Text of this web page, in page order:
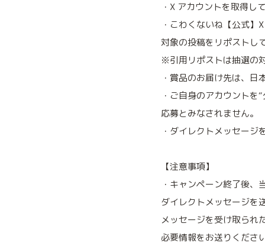
・X アカウントを取得し
・こわくないね【公式】
対象の投稿をリポストし
※引用リポストは抽選の
・賞品のお届け先は、
・ご自身のアカウント
応募とみなされません。
・ダイレクトメッセー
【注意事項】
・キャンペーン終了後
ダイレクトメッセージを
メッセージを受け取られ
必要情報をお送りくださ